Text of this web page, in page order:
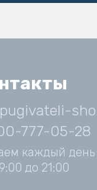
777-05-28
каждый день
до 21:00